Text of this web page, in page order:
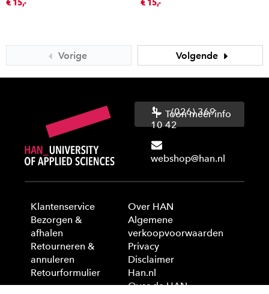
Vorige Volgende
(026) 369
10 42
webshop@han.nl
Toon meer info
Klantenservice
Bezorgen &
afhalen
Retourneren &
annuleren
Retourformulier
Over HAN
Algemene
verkoopvoorwaarden
Privacy
Disclaimer
Han.nl
Over de HAN